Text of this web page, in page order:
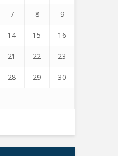
7 8 9
14 15 16
21 22 23
28 29 30